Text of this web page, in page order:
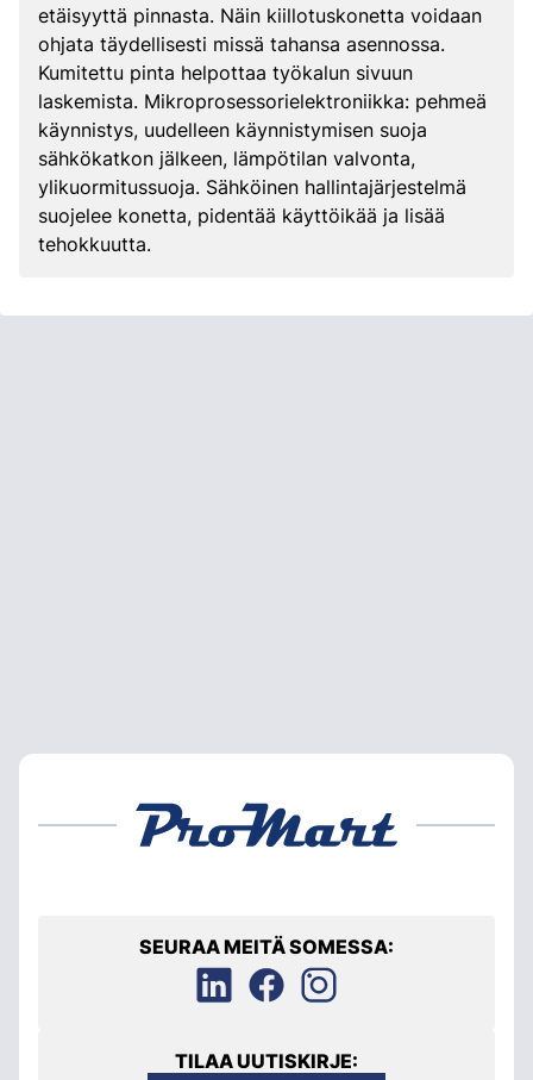
etäisyyttä pinnasta. Näin kiillotuskonetta voidaan
ohjata täydellisesti missä tahansa asennossa.
Kumitettu pinta helpottaa työkalun sivuun
laskemista. Mikroprosessorielektroniikka: pehmeä
käynnistys, uudelleen käynnistymisen suoja
sähkökatkon jälkeen, lämpötilan valvonta,
ylikuormitussuoja. Sähköinen hallintajärjestelmä
suojelee konetta, pidentää käyttöikää ja lisää
tehokkuutta.
SEURAA MEITÄ SOMESSA:
TILAA UUTISKIRJE: